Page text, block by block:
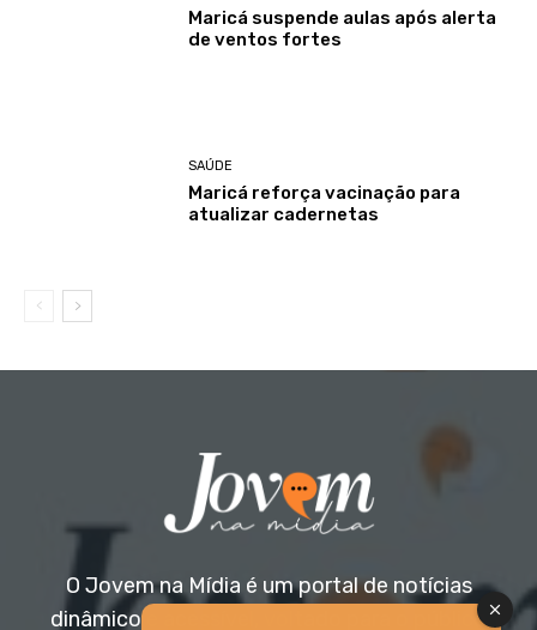
Maricá suspende aulas após alerta
de ventos fortes
SAÚDE
Maricá reforça vacinação para
atualizar cadernetas
O Jovem na Mídia é um portal de notícias
dinâmico e acessível, voltado para o público